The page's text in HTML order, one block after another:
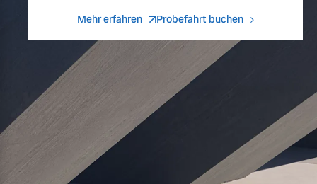
Mehr erfahren Probefahrt buchen